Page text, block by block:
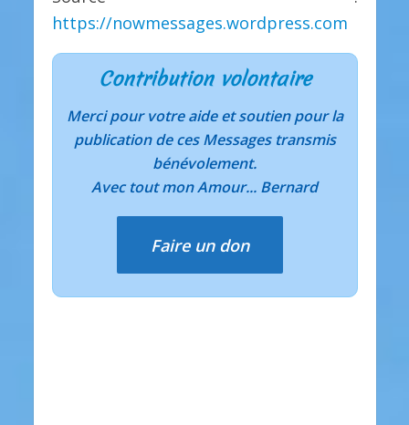
https://nowmessages.wordpress.com
Contribution volontaire
Merci pour votre aide et soutien pour la
publication de ces Messages transmis
bénévolement.
Avec tout mon Amour... Bernard
Faire un don